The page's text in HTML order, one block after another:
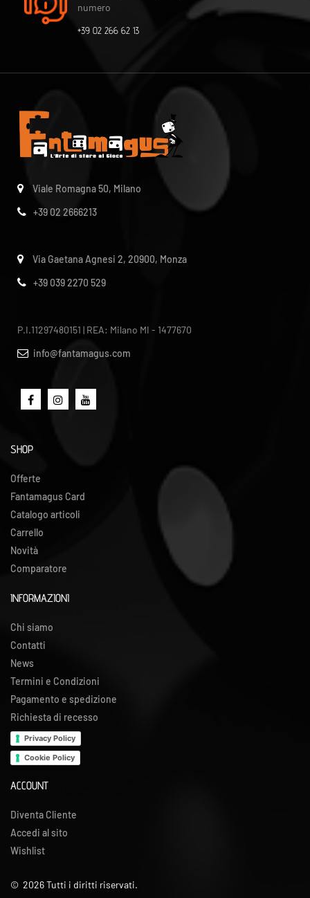
numero
+39 02 266 62 13
Viale Romagna 50, Milano
+39 02 2666213
Via Gaetana Agnesi 2, 20900, Monza
+39 039 2270 529
P.I.11297480151 | REA: Milano MI - 1477670
info@fantamagus.com
SHOP
Offerte
Fantamagus Card
Catalogo articoli
Carrello
Novità
Comparatore
INFORMAZIONI
Chi siamo
Contatti
News
Termini e Condizioni
Pagamento e spedizione
Richiesta di recesso
Privacy Policy
Cookie Policy
ACCOUNT
Diventa Cliente
Accedi al sito
Wishlist
© 2026Tutti i diritti riservati.